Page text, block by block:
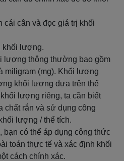
cân và đọc giá trị khối
khối lượng.
lượng thông thường bao gồm
miligram (mg). Khối lượng
khối lượng dựa trên thể
lượng riêng, ta cần biết
chất rắn và sử dụng công
lượng / thể tích.
có thể áp dụng công thức
toán thực tế và xác định khối
cách chính xác.